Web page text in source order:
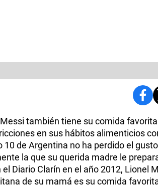
también tiene su comida
en sus hábitos alimenticios
de Argentina no ha perdido el
la que su querida madre le
Diario Clarín en el año 2012, Lionel
de su mamá es su comida